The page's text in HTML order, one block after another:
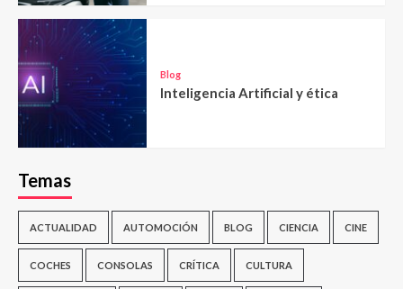
Blog
Inteligencia Artificial y ética
Temas
ACTUALIDAD AUTOMOCIÓN BLOG CIENCIA CINE
COCHES CONSOLAS CRÍTICA CULTURA